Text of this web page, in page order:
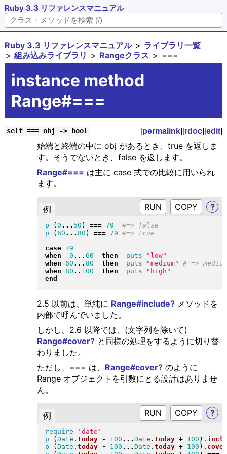
Ruby 3.3 リファレンスマニュアル
Ruby 3.3 リファレンスマニュアル
ライブラリ一覧
組み込みライブラリ
Rangeクラス ===
instance method
Range#===
self === obj -> bool [permalink][rdoc][edit]
始端と終端の中に obj があるとき、true を返しま
す。そうでないとき、false を返します。
Range#=== は主に case 式での比較に用いられ
ます。
例 RUN ?
p ( 0 ... 50 ) === 79
p
( 60 ... 80 ) === 79
case 79
when
0 ... 60 then puts " low"
when 60 ... 80 then puts "medium"
when 80 .. 100 then puts " high "
end
2.5 以前は、単純に Range#include?メソッドを
内部で呼んでいました。
しかし、2.6 以降では、(文字列を除いて)
Range#cover?と同様の処理をするように切り替
わりました。
ただし、=== は、 Range#cover?のように
Range オブジェクトを引数にとる設計はありませ
ん。
例 RUN ?
require
'date'
p
( Date . today - 100 ... Date . today + 100 ) .
p
( Date . today - 100 ... Date . today + 100 ) .